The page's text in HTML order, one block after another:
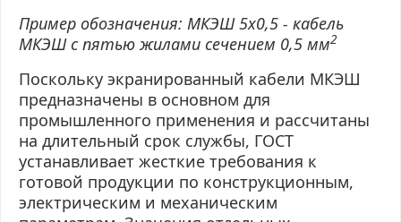
Пример обозначения: МКЭШ 5х0,5 - кабель
МКЭШ с пятью жилами сечением 0,5 мм2
Поскольку экранированный кабели МКЭШ
предназначены в основном для
промышленного применения и рассчитаны
на длительный срок службы, ГОСТ
устанавливает жесткие требования к
готовой продукции по конструкционным,
электрическим и механическим